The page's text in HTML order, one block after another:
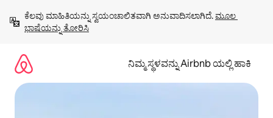
ಹೋಗಿ
ಕೆಲವು ಮಾಹಿತಿಯನ್ನು ಸ್ವಯಂಚಾಲಿತವಾಗಿ ಅನುವಾದಿಸಲಾಗಿದೆ. ಮೂಲ
ಭಾಷೆಯನ್ನು ತೋರಿಸಿ
ನಿಮ್ಮ ಸ್ಥಳವನ್ನು Airbnb ಯಲ್ಲಿ ಹಾಕಿ